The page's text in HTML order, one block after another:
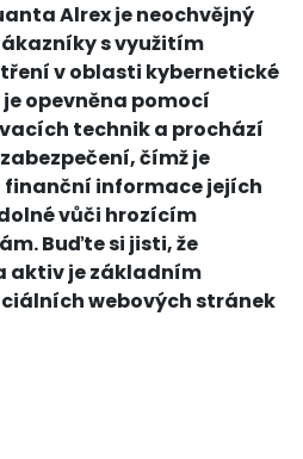
Alrex je neochvějný
s využitím
v oblasti kybernetické
opevněna pomocí
technik a prochází
čímž je
finanční informace jejích
vůči hrozícím
Buďte si jisti, že
aktiv je základním
webových stránek